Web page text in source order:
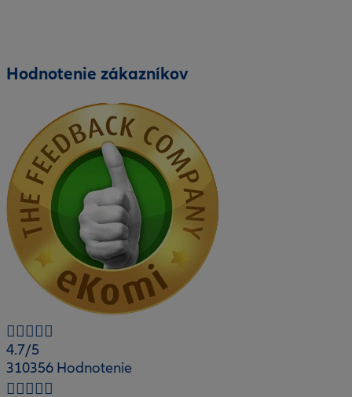
Hodnotenie zákazníkov
4.7/5
310356 Hodnotenie